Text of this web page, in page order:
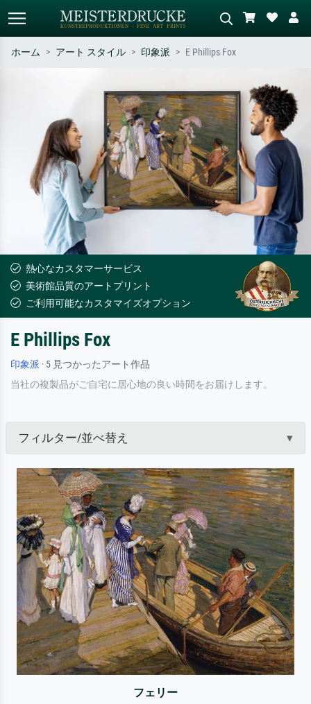
作家名・作品名・スタイルで検索
– 例：モネ、星月夜、印象派、北
斎の波、ヌード。
シーンを説明してください – 例：
緑の草原、赤の多い抽象画、暗い
油絵、木のそばの立ち姿のヌー
ド。
ホーム アート スタイル 印象派 E Phillips Fox
熱心なカスタマーサービス
美術館品質のアートプリント
ご利用可能なカスタマイズオプション
E Phillips Fox
印象派 · 5 見つかったアート作品
当社の複製品がご自宅に居心地の良い時間をお届けします。
フィルター/並べ替え
フェリー